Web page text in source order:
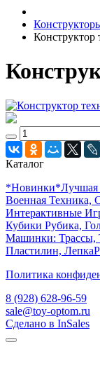
Конструктор
Каталог
*Новинки*Лучшая
Военная Техника,
Интерактивные
Кубики Рубика,
Машинки: Трассы,
Пластилин, Лепка
Политика
8 (928) 628-96-59
sale@toy-optom.ru
Сделано в InSales